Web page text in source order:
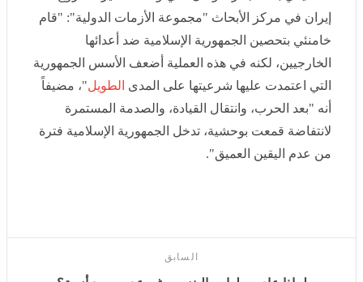
هذه العملية أضعف الأسس الجمهورية التي اعتمدت عليها
شرعيتها على المدى
"، مضيفاً أنه "بعد الحرب،
وانتقال القيادة، والصدمة المستمرة لانتفاضة قمعت
بوحشية، تدخل الجمهورية الإسلامية فترة من عدم اليقين
العميق".